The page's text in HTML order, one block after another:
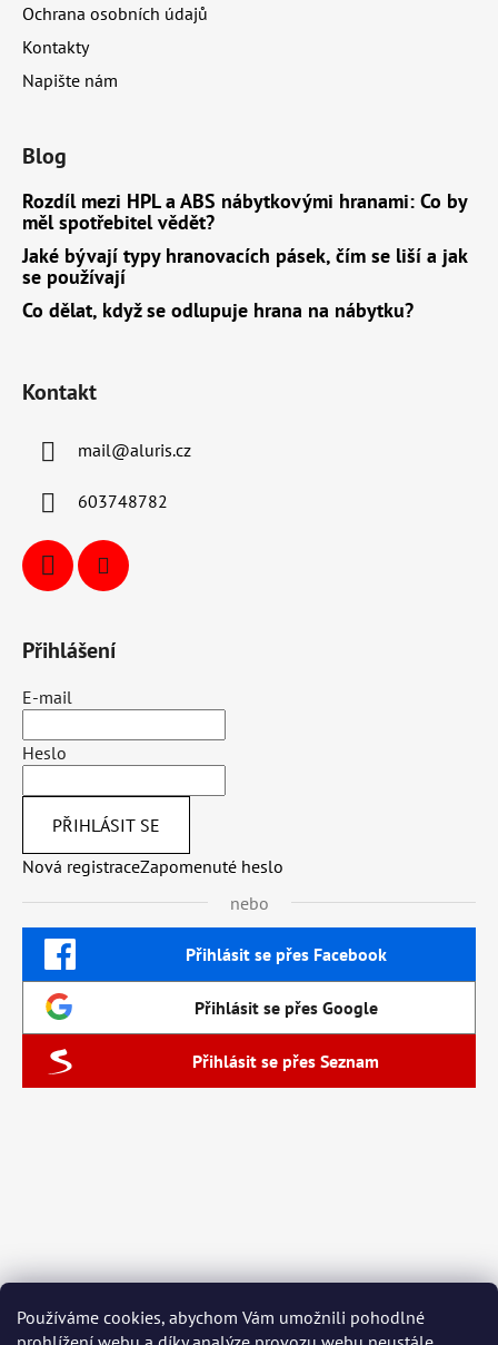
Používáme cookies, abychom Vám umožnili pohodlné
Ochrana osobních údajů
Kontakty
Napište nám
Blog
Rozdíl mezi HPL a ABS nábytkovými hranami: Co by
měl spotřebitel vědět?
Jaké bývají typy hranovacích pásek, čím se liší a jak
se používají
Co dělat, když se odlupuje hrana na nábytku?
Kontakt
mail@aluris.cz
603748782
Přihlášení
E-mail
Heslo
PŘIHLÁSIT SE
Nová registraceZapomenuté heslo
nebo
Přihlásit se přes Facebook
Přihlásit se přes Google
Přihlásit se přes Seznam